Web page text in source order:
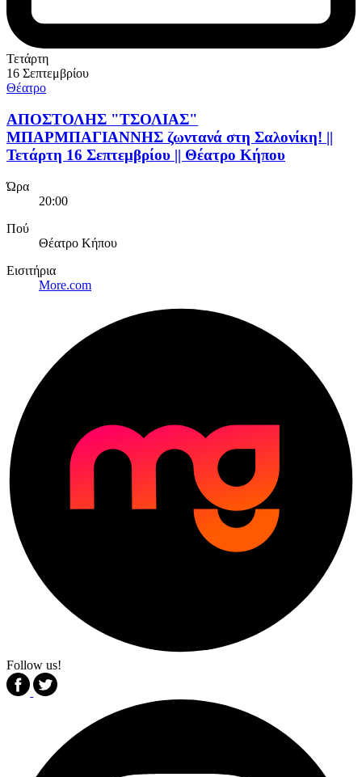
Τετάρτη
16 Σεπτεμβρίου
Θέατρο
ΑΠΟΣΤΟΛΗΣ "ΤΣΟΛΙΑΣ"
ΜΠΑΡΜΠΑΓΙΑΝΝΗΣ ζωντανά στη Σαλονίκη! ||
Τετάρτη 16 Σεπτεμβρίου || Θέατρο Κήπου
Ώρα
20:00
Πού
Θέατρο Κήπου
Εισιτήρια
More.com
Follow us!